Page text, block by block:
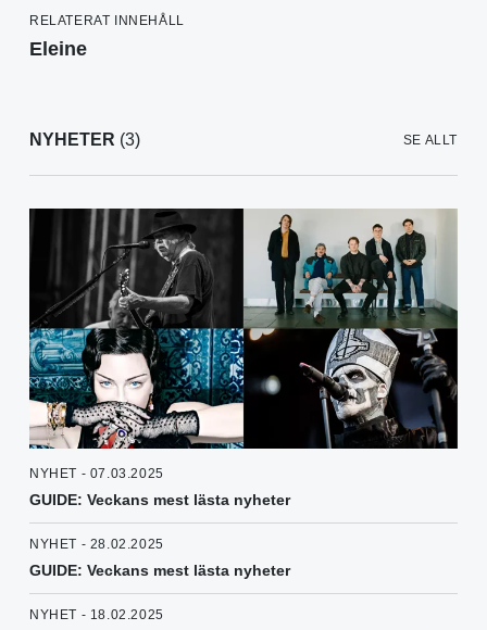
RELATERAT INNEHÅLL
Eleine
NYHETER (3) SE ALLT
NYHET - 07.03.2025
GUIDE: Veckans mest lästa nyheter
NYHET - 28.02.2025
GUIDE: Veckans mest lästa nyheter
NYHET - 18.02.2025